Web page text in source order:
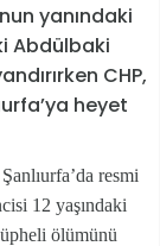
yanındaki
Abdülbaki
CHP,
heyet
resmi
12 yaşındaki
ölümünü